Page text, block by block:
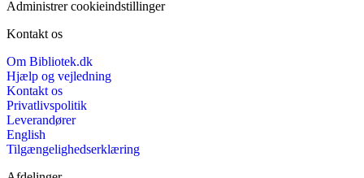
Administrer cookieindstillinger
Kontakt os
Om Bibliotek.dk
Hjælp og vejledning
Kontakt os
Privatlivspolitik
Leverandører
English
Tilgængelighedserklæring